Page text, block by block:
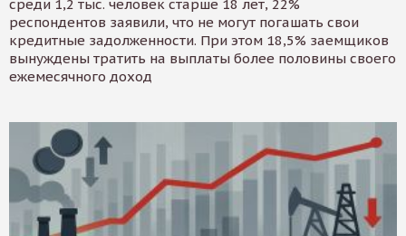
среди 1,2 тыс. человек старше 18 лет, 22%
респондентов заявили, что не могут погашать свои
кредитные задолженности. При этом 18,5% заемщиков
вынуждены тратить на выплаты более половины своего
ежемесячного доход